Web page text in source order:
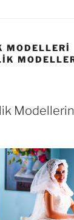
MODELLERI